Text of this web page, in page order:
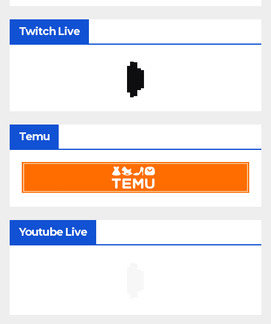
Twitch Live
Temu
Youtube Live